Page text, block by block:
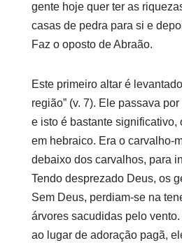
gente hoje quer ter as
casas de pedra para si e
Faz o oposto de Abraão.
Este primeiro altar é
região” (v. 7). Ele passava
e isto é bastante significativo,
em hebraico. Era o carvalho-
debaixo dos carvalhos, para
Tendo desprezado Deus, os
Sem Deus, perdiam-se na
árvores sacudidas pelo
ao lugar de adoração pagã,